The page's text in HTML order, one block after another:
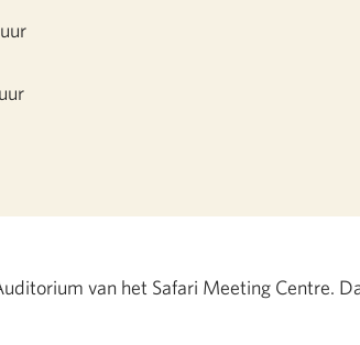
van het Safari Meeting Centre.